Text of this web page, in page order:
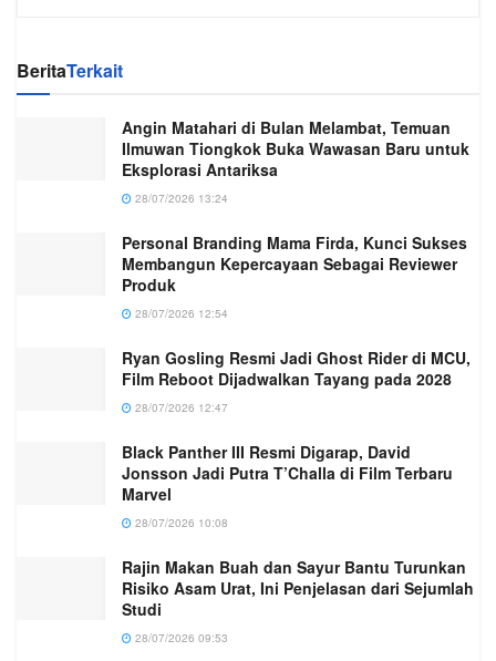
BeritaTerkait
Angin Matahari di Bulan Melambat, Temuan
Ilmuwan Tiongkok Buka Wawasan Baru untuk
Eksplorasi Antariksa
28/07/2026 13:24
Personal Branding Mama Firda, Kunci Sukses
Membangun Kepercayaan Sebagai Reviewer
Produk
28/07/2026 12:54
Ryan Gosling Resmi Jadi Ghost Rider di MCU,
Film Reboot Dijadwalkan Tayang pada 2028
28/07/2026 12:47
Black Panther III Resmi Digarap, David
Jonsson Jadi Putra T’Challa di Film Terbaru
Marvel
28/07/2026 10:08
Rajin Makan Buah dan Sayur Bantu Turunkan
Risiko Asam Urat, Ini Penjelasan dari Sejumlah
Studi
28/07/2026 09:53